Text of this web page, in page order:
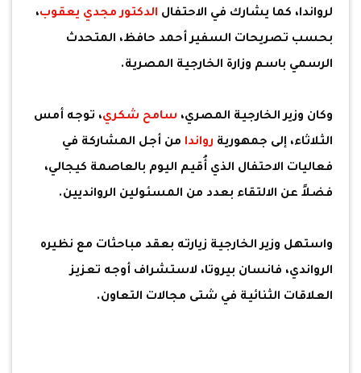
لرواندا، كما يشارك في الاحتفال الدكتور مجدي يعقوب،
بحسب تصريحات السفير أحمد حافظ، المتحدث
الرسمي باسم وزارة الخارجية المصرية.
وكان وزير الخارجية المصري، سامح شكري، توجه أمس
الثلاثاء، إلى جمهورية رواندا من أجل المشاركة في
فعاليات الاحتفال الذي أُقيم اليوم بالعاصمة كيجالي،
فضلاً عن الالتقاء بعدد من المسئولين الروانديين.
واستهل وزير الخارجية زيارته بعقد مباحثات مع نظيره
الرواندي، فانسان بيروتا، لاستشراف أوجه تعزيز
العلاقات الثنائية في شتى مجالات التعاون.